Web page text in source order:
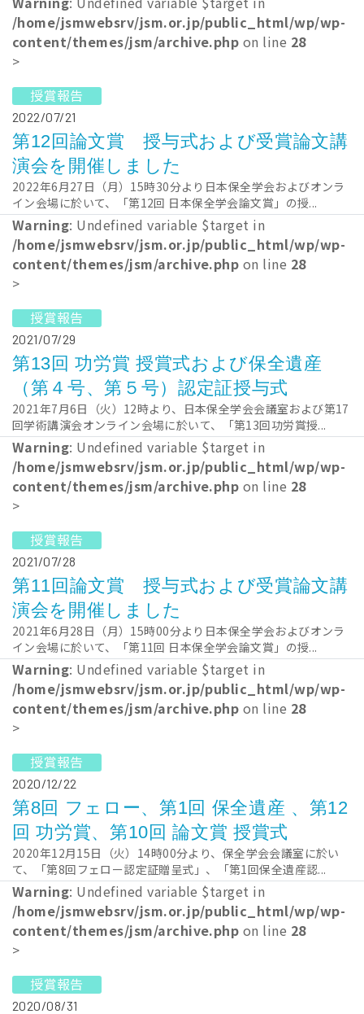
/home/jsmwebsrv/jsm.or.jp/public_html/wp/wp-
content/themes/jsm/archive.php on line 28
>
授賞報告
2022/07/21
第12回論文賞 授与式および受賞論文講
演会を開催しました
2022年6月27日（月）15時30分より日本保全学会およびオンラ
イン会場に於いて、「第12回 日本保全学会論文賞」の授...
Warning: Undefined variable $target in
/home/jsmwebsrv/jsm.or.jp/public_html/wp/wp-
content/themes/jsm/archive.php on line 28
>
授賞報告
2021/07/29
第13回 功労賞 授賞式および保全遺産
（第４号、第５号）認定証授与式
2021年7月6日（火）12時より、日本保全学会会議室および第17
回学術講演会オンライン会場に於いて、「第13回功労賞授...
Warning: Undefined variable $target in
/home/jsmwebsrv/jsm.or.jp/public_html/wp/wp-
content/themes/jsm/archive.php on line 28
>
授賞報告
2021/07/28
第11回論文賞 授与式および受賞論文講
演会を開催しました
2021年6月28日（月）15時00分より日本保全学会およびオンラ
イン会場に於いて、「第11回 日本保全学会論文賞」の授...
Warning: Undefined variable $target in
/home/jsmwebsrv/jsm.or.jp/public_html/wp/wp-
content/themes/jsm/archive.php on line 28
>
授賞報告
2020/12/22
第8回 フェロー、第1回 保全遺産 、第12
回 功労賞、第10回 論文賞 授賞式
2020年12月15日（火）14時00分より、保全学会会議室に於い
て、「第8回フェロー認定証贈呈式」、「第1回保全遺産認...
Warning: Undefined variable $target in
/home/jsmwebsrv/jsm.or.jp/public_html/wp/wp-
content/themes/jsm/archive.php on line 28
>
授賞報告
2020/08/31